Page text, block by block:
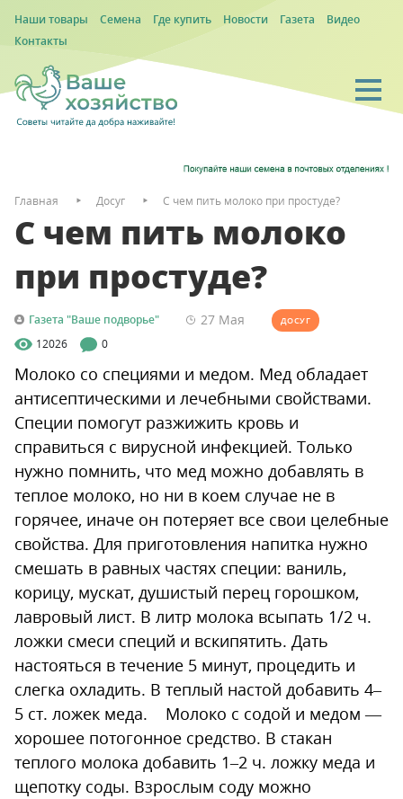
Наши товары Семена Где купить Новости Газета
Видео
Контакты
Главная Досуг С чем пить молоко при простуде?
С чем пить молоко
при простуде?
Газета "Ваше подворье" 27 Мая ДОСУГ
12026 0
Молоко со специями и медом. Мед обладает
антисептическими и лечебными свойствами.
Специи помогут разжижить кровь и
справиться с вирусной инфекцией. Только
нужно помнить, что мед можно добавлять в
теплое молоко, но ни в коем случае не в
горячее, иначе он потеряет все свои целебные
свойства. Для приготовления напитка нужно
смешать в равных частях специи: ваниль,
корицу, мускат, душистый перец горошком,
лавровый лист. В литр молока всыпать 1/2 ч.
ложки смеси специй и вскипятить. Дать
настояться в течение 5 минут, процедить и
слегка охладить. В теплый настой добавить 4–
5 ст. ложек меда. Молоко с содой и медом —
хорошее потогонное средство. В стакан
теплого молока добавить 1–2 ч. ложку меда и
щепотку соды. Взрослым соду можно